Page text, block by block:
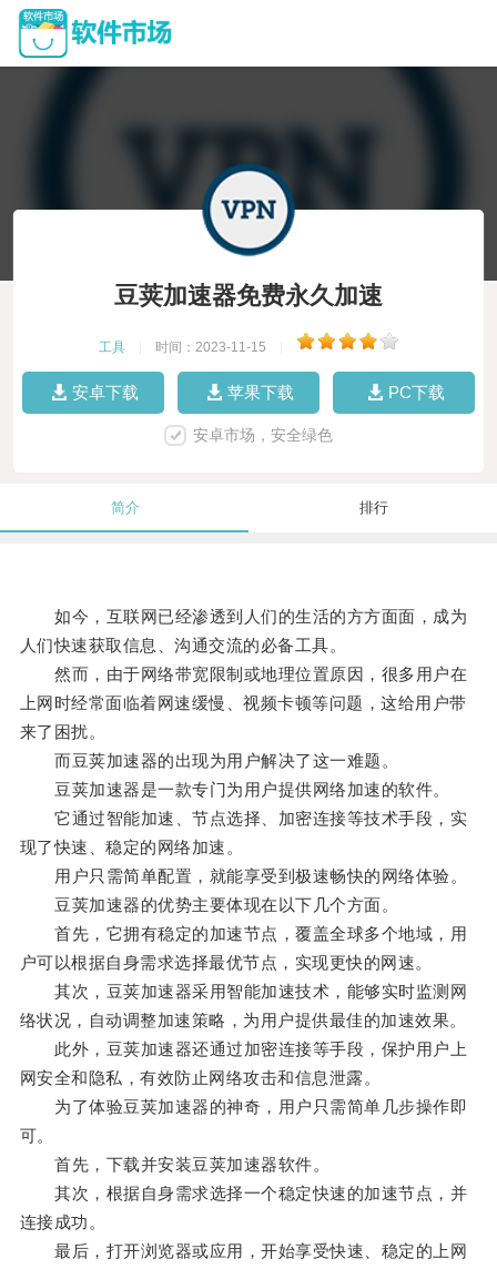
豆荚加速器免费永久加速
工具 时间：2023-11-15
安卓下载 苹果下载 PC下载
安卓市场，安全绿色
简介 排行
如今，互联网已经渗透到人们的生活的方方面面，成为
人们快速获取信息、沟通交流的必备工具。
然而，由于网络带宽限制或地理位置原因，很多用户在
上网时经常面临着网速缓慢、视频卡顿等问题，这给用户带
来了困扰。
而豆荚加速器的出现为用户解决了这一难题。
豆荚加速器是一款专门为用户提供网络加速的软件。
它通过智能加速、节点选择、加密连接等技术手段，实
现了快速、稳定的网络加速。
用户只需简单配置，就能享受到极速畅快的网络体验。
豆荚加速器的优势主要体现在以下几个方面。
首先，它拥有稳定的加速节点，覆盖全球多个地域，用
户可以根据自身需求选择最优节点，实现更快的网速。
其次，豆荚加速器采用智能加速技术，能够实时监测网
络状况，自动调整加速策略，为用户提供最佳的加速效果。
此外，豆荚加速器还通过加密连接等手段，保护用户上
网安全和隐私，有效防止网络攻击和信息泄露。
为了体验豆荚加速器的神奇，用户只需简单几步操作即
可。
首先，下载并安装豆荚加速器软件。
其次，根据自身需求选择一个稳定快速的加速节点，并
连接成功。
最后，打开浏览器或应用，开始享受快速、稳定的上网